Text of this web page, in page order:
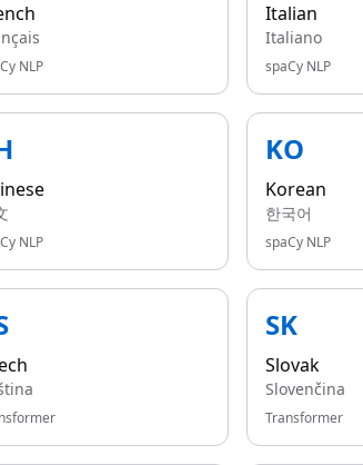
NLP
Italian
Italiano
spaCy NLP
NLP
KO
Korean
한국어
spaCy NLP
SK
Slovak
Slovenčina
Transformer